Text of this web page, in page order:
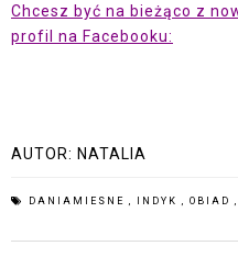
Chcesz być na bieżąco z
profil na Facebooku:
AUTOR: NATALIA
DANIAMIESNE INDYK OBIAD